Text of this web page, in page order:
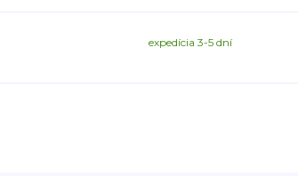
expedícia 3-5 dní